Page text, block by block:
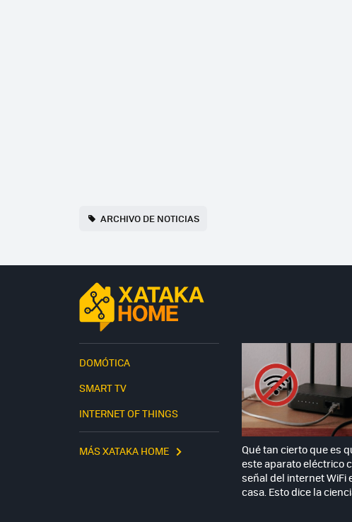
ARCHIVO DE NOTICIAS
DOMÓTICA
SMART TV
INTERNET OF THINGS
MÁS XATAKA HOME
Qué tan cierto que es
este aparato eléctrico
señal del internet WiFi
casa. Esto dice la